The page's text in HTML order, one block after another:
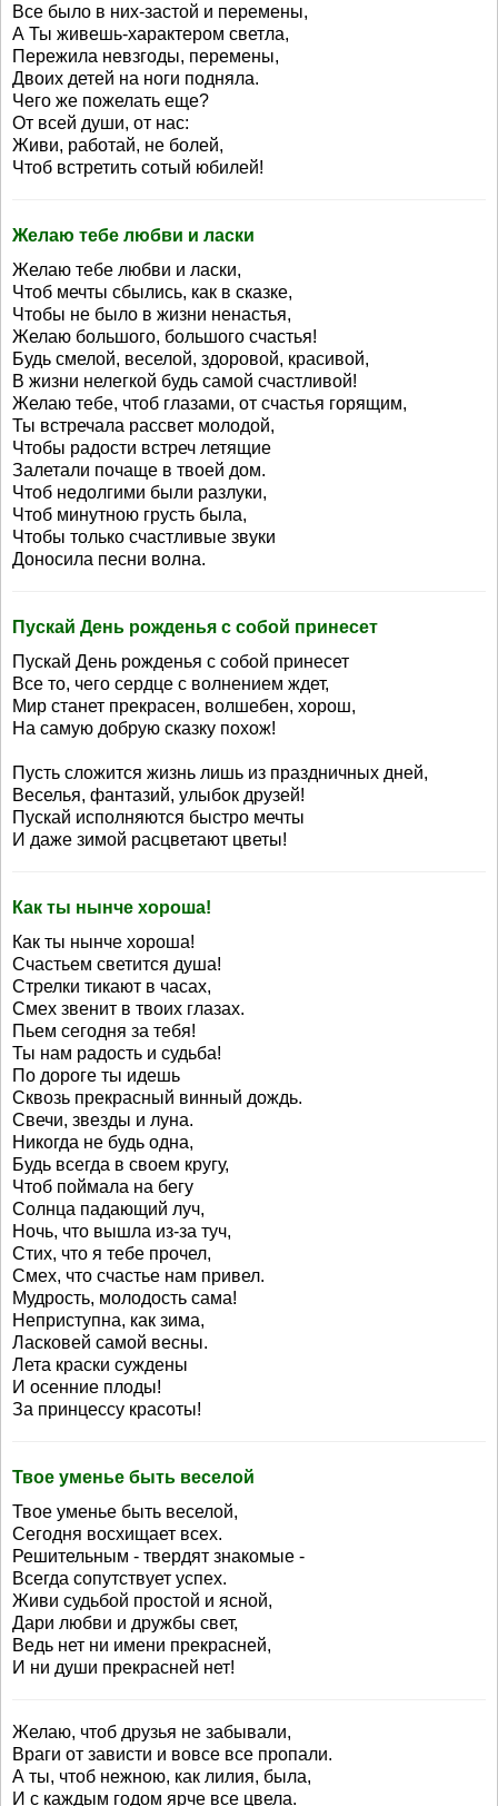
Все было в них-застой и перемены,
А Ты живешь-характером светла,
Пережила невзгоды, перемены,
Двоих детей на ноги подняла.
Чего же пожелать еще?
От всей души, от нас:
Живи, работай, не болей,
Чтоб встретить сотый юбилей!
Желаю тебе любви и ласки
Желаю тебе любви и ласки,
Чтоб мечты сбылись, как в сказке,
Чтобы не было в жизни ненастья,
Желаю большого, большого счастья!
Будь смелой, веселой, здоровой, красивой,
В жизни нелегкой будь самой счастливой!
Желаю тебе, чтоб глазами, от счастья горящим,
Ты встречала рассвет молодой,
Чтобы радости встреч летящие
Залетали почаще в твоей дом.
Чтоб недолгими были разлуки,
Чтоб минутною грусть была,
Чтобы только счастливые звуки
Доносила песни волна.
Пускай День рожденья с собой принесет
Пускай День рожденья с собой принесет
Все то, чего сердце с волнением ждет,
Мир станет прекрасен, волшебен, хорош,
На самую добрую сказку похож!
Пусть сложится жизнь лишь из праздничных дней,
Веселья, фантазий, улыбок друзей!
Пускай исполняются быстро мечты
И даже зимой расцветают цветы!
Как ты нынче хороша!
Как ты нынче хороша!
Счастьем светится душа!
Стрелки тикают в часах,
Смех звенит в твоих глазах.
Пьем сегодня за тебя!
Ты нам радость и судьба!
По дороге ты идешь
Сквозь прекрасный винный дождь.
Свечи, звезды и луна.
Никогда не будь одна,
Будь всегда в своем кругу,
Чтоб поймала на бегу
Солнца падающий луч,
Ночь, что вышла из-за туч,
Стих, что я тебе прочел,
Смех, что счастье нам привел.
Мудрость, молодость сама!
Неприступна, как зима,
Ласковей самой весны.
Лета краски суждены
И осенние плоды!
За принцессу красоты!
Твое уменье быть веселой
Твое уменье быть веселой,
Сегодня восхищает всех.
Решительным - твердят знакомые -
Всегда сопутствует успех.
Живи судьбой простой и ясной,
Дари любви и дружбы свет,
Ведь нет ни имени прекрасней,
И ни души прекрасней нет!
Желаю, чтоб друзья не забывали,
Враги от зависти и вовсе все пропали.
А ты, чтоб нежною, как лилия, была,
И с каждым годом ярче все цвела.